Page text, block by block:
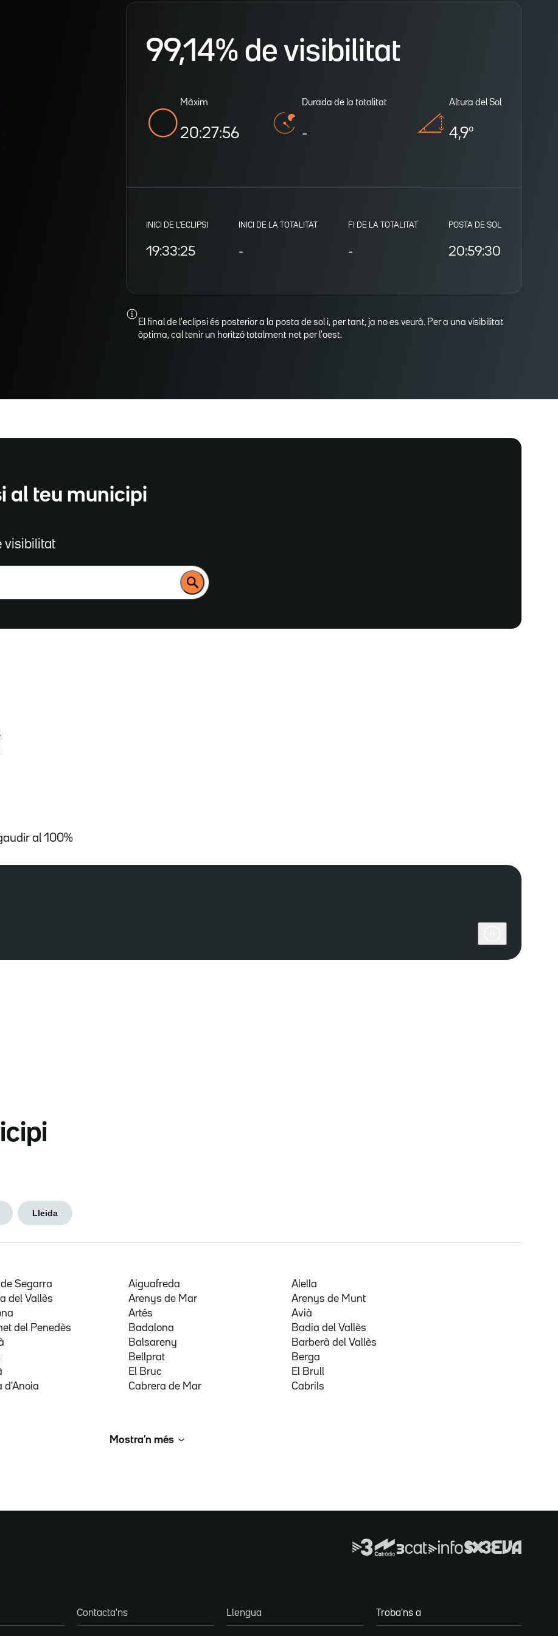
99,14% de visibilitat
Màxim
20:27:56
Durada de la totalitat
-
Altura del Sol
4,9º
INICI DE L'ECLIPSI
19:33:25
INICI DE LA TOTALITAT
-
FI DE LA TOTALITAT
-
POSTA DE SOL
20:59:30
El final de l'eclipsi és posterior a la posta de sol i, per tant, ja no es veurà. Per a una visibilitat
òptima, cal tenir un horitzó totalment net per l'oest.
al teu municipi
visibilitat
al 100%
Lleida
Segarra Aiguafreda
Alella
del Vallès Arenys de Mar
Arenys de Munt
Artés
Avià
del Penedès Badalona
Badia del Vallès
Balsareny
Barberà del Vallès
Bellprat
Berga
El Bruc
El Brull
d'Anoia Cabrera de Mar Cabrils
Mostra’n més
Contacta'ns Llengua Troba'ns a